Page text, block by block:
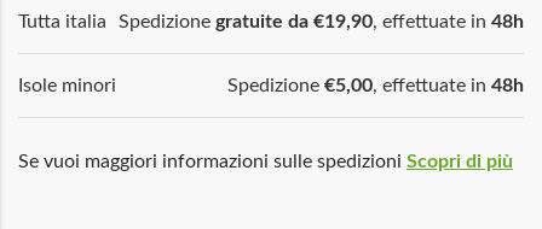
Tutta italia Spedizione gratuite da €19,90, effettuate in 48h
Isole minori Spedizione €5,00, effettuate in 48h
Se vuoi maggiori informazioni sulle spedizioni Scopri di più